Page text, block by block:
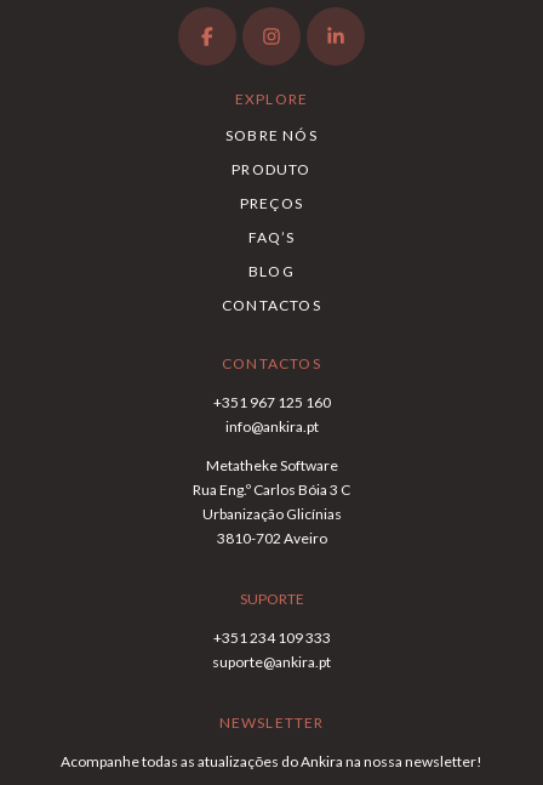
EXPLORE
SOBRE NÓS
PRODUTO
PREÇOS
FAQ’S
BLOG
CONTACTOS
CONTACTOS
+351 967 125 160
info@ankira.pt
Metatheke Software
Rua Eng.º Carlos Bóia 3 C
Urbanização Glicínias
3810-702 Aveiro
SUPORTE
+351 234 109 333
suporte@ankira.pt
NEWSLETTER
Acompanhe todas as atualizações do Ankira na nossa newsletter!